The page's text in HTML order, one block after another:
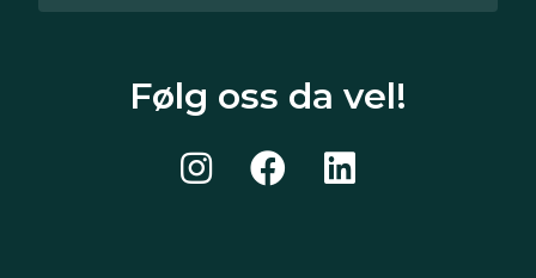
Følg oss da vel!